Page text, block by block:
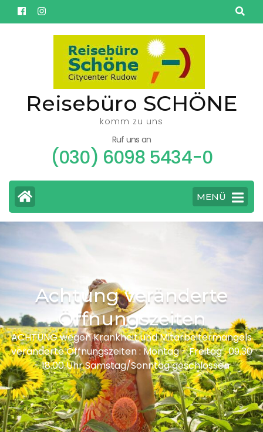
Reisebüro SCHÖNE
komm zu uns
Ruf uns an
(030) 6098 5434-0
MENÜ
Achtung veränderte
Öffnungszeiten
ACHTUNG wegen Krankheit und Mitarbeitermangels
veränderte Öffnungszeiten : Montag - Freitag : 09.30
- 18.00 Uhr Samstag/Sonntag geschlossen